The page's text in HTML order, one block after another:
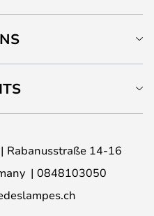
Rabanusstraße 14-16
0848103050